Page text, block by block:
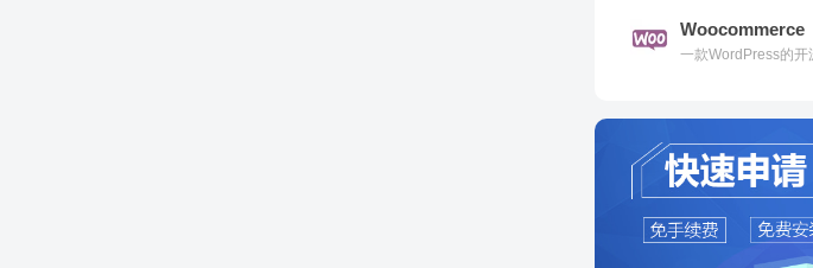
Woocommerce
一款WordPress的开